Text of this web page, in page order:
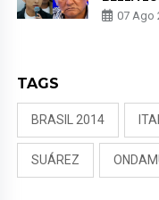
PADRE
NALDY
07 Ago
TAGS
BRASIL 2014
SUÁREZ